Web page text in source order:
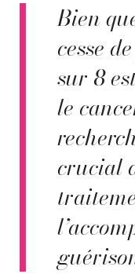
Bien
cesse
sur 8
le
crucial